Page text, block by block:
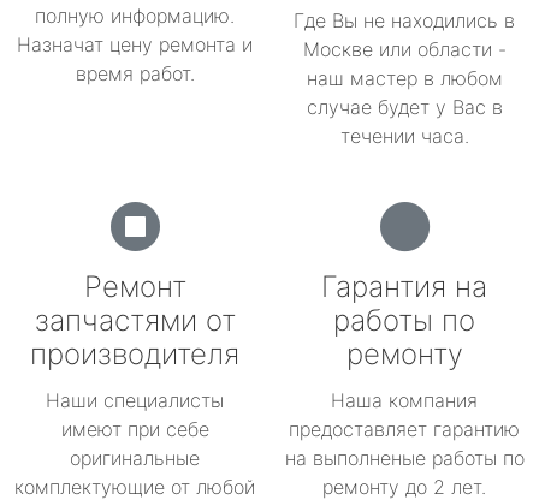
полную информацию.
Назначат цену ремонта и
время работ.
Где Вы не находились в
Москве или области -
наш мастер в любом
случае будет у Вас в
течении часа.
Ремонт
запчастями от
производителя
Наши специалисты
имеют при себе
оригинальные
комплектующие от любой
Гарантия на
работы по
ремонту
Наша компания
предоставляет гарантию
на выполненые работы по
ремонту до 2 лет.